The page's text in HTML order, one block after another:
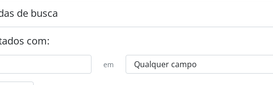
de busca
com:
em